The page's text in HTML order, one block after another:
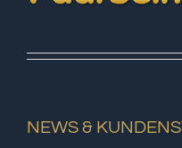
NEWS &